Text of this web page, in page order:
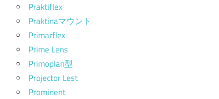
Praktiflex
Praktinaマウント
Primarflex
Prime Lens
Primoplan型
Projector Lest
Prominent